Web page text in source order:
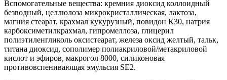
Вспомогательные вещества: кремния диоксид коллоидный
безводный, целлюлоза микрокристаллическая, лактоза,
магния стеарат, крахмал кукурузный, повидон К30, натрия
карбоксиметилкрахмал, гипромеллоза, глицерил
полиэтиленгликоль оксистеарат, железа оксид желтый, тальк,
титана диоксид, сополимер полиакриловой/метакриловой
кислот и эфиров, макрогол 8000, силиконовая
противовспенивающая эмульсия SE2.